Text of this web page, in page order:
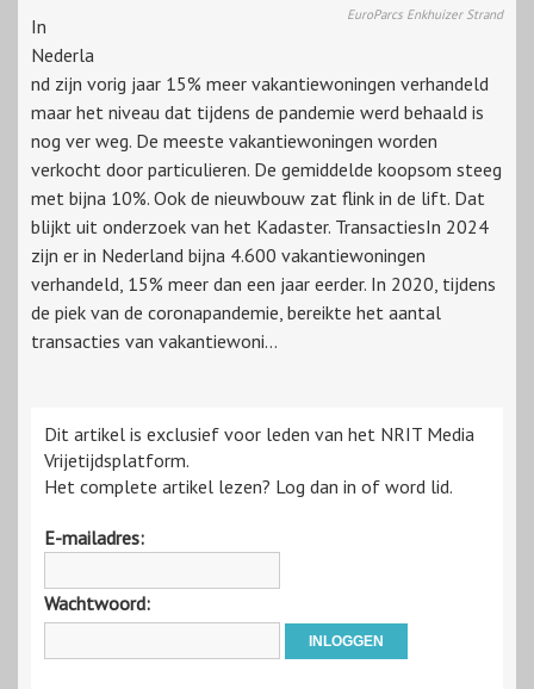
EuroParcs Enkhuizer Strand
In
Nederla
nd zijn vorig jaar 15% meer vakantiewoningen verhandeld
maar het niveau dat tijdens de pandemie werd behaald is
nog ver weg. De meeste vakantiewoningen worden
verkocht door particulieren. De gemiddelde koopsom steeg
met bijna 10%. Ook de nieuwbouw zat flink in de lift. Dat
blijkt uit onderzoek van het Kadaster. TransactiesIn 2024
zijn er in Nederland bijna 4.600 vakantiewoningen
verhandeld, 15% meer dan een jaar eerder. In 2020, tijdens
de piek van de coronapandemie, bereikte het aantal
transacties van vakantiewoni...
Dit artikel is exclusief voor leden van het NRIT Media
Vrijetijdsplatform.
Het complete artikel lezen? Log dan in of word lid.
E-mailadres:
Wachtwoord: